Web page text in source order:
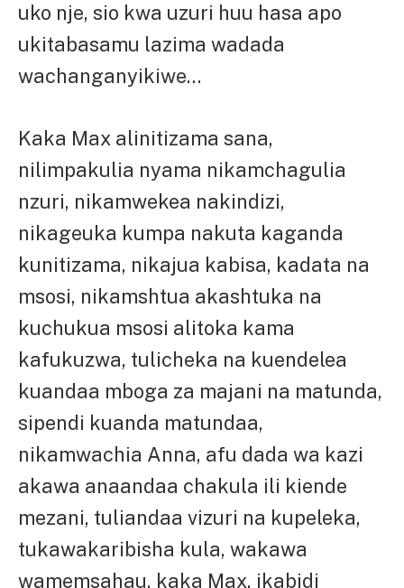
uko nje, sio kwa uzuri huu hasa apo
ukitabasamu lazima wadada
wachanganyikiwe…
Kaka Max alinitizama sana,
nilimpakulia nyama nikamchagulia
nzuri, nikamwekea nakindizi,
nikageuka kumpa nakuta kaganda
kunitizama, nikajua kabisa, kadata na
msosi, nikamshtua akashtuka na
kuchukua msosi alitoka kama
kafukuzwa, tulicheka na kuendelea
kuandaa mboga za majani na matunda,
sipendi kuanda matundaa,
nikamwachia Anna, afu dada wa kazi
akawa anaandaa chakula ili kiende
mezani, tuliandaa vizuri na kupeleka,
tukawakaribisha kula, wakawa
wamemsahau, kaka Max, ikabidi